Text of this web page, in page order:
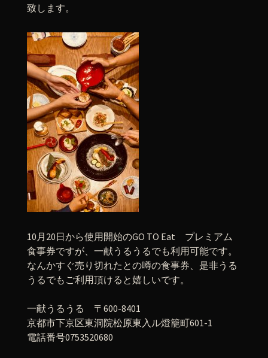
致します。
10月20日から使用開始のGO TO Eat プレミアム
食事券ですが、一献うるうるでも利用可能です。
なんかすぐ売り切れたとの噂の食事券、是非うる
うるでもご利用頂けると嬉しいです。
一献うるうる 〒600-8401
京都市下京区東洞院松原東入ル燈籠町601-1
電話番号0753520680